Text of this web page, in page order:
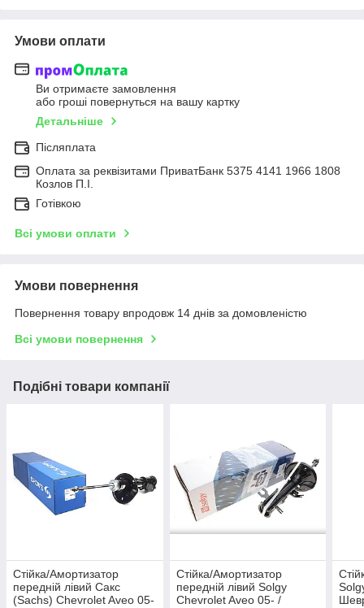
Умови оплати
Ви отримаєте замовлення
або гроші повернуться на вашу картку
Детальніше
Післяплата
Оплата за реквізитами ПриватБанк 5375 4141 1966 1808
Козлов П.І.
Готівкою
Всі умови оплати
Умови повернення
Повернення товару впродовж 14 днів за домовленістю
Всі умови повернення
Подібні товари компанії
Стійка/Амортизатор
передній лівий Сакс
(Sachs) Chevrolet Aveo 05-
Стійка/Амортизатор
передній лівий Solgy
Chevrolet Aveo 05- /